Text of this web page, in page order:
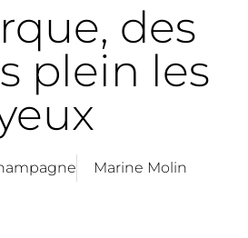
des
plein les
Marine Molin